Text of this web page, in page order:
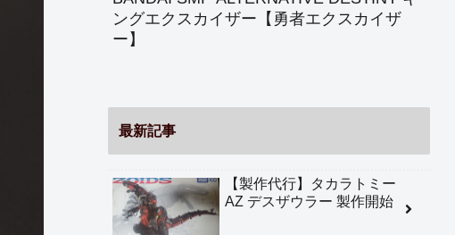
ングエクスカイザー【勇者エクスカイザ
ー】
最新記事
【製作代行】タカラトミー
AZ デスザウラー 製作開始